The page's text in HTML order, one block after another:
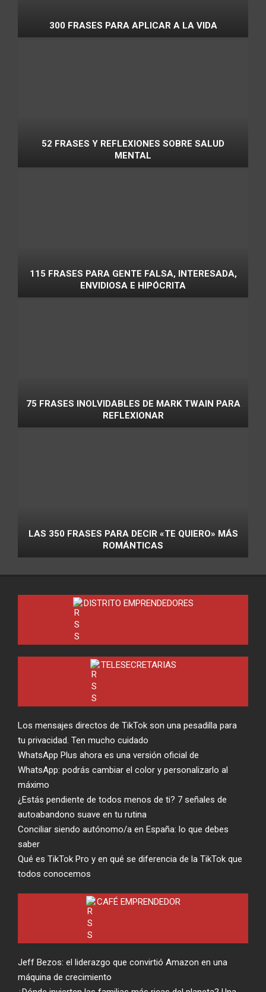
300 FRASES PARA APLICAR A LA VIDA
52 FRASES Y REFLEXIONES SOBRE SALUD
MENTAL
115 FRASES PARA GENTE FALSA, INTERESADA,
ENVIDIOSA E HIPÓCRITA
75 FRASES INOLVIDABLES DE MARK TWAIN PARA
REFLEXIONAR
LAS 350 FRASES PARA DECIR «TE QUIERO» MÁS
ROMÁNTICAS
DISTRITO EMPRENDEDORES
TELESECRETARIAS
Los mensajes directos de TikTok son una pesadilla para
tu privacidad. Ten mucho cuidado
WhatsApp Plus ahora es una versión oficial de
WhatsApp: podrás cambiar el color y personalizarlo al
máximo
¿Estás pendiente de todos menos de ti? 7 señales de
autoabandono suave en tu rutina
Conciliar siendo autónomo/a en España: lo que debes
saber
Qué es TikTok Pro y en qué se diferencia de la TikTok que
todos conocemos
CAFÉ EMPRENDEDOR
Jeff Bezos: el liderazgo que convirtió Amazon en una
máquina de crecimiento